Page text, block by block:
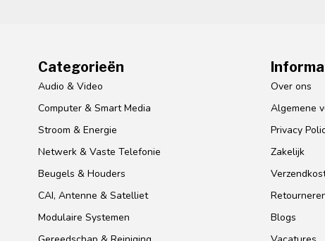
Categorieën
Audio & Video
Computer & Smart Media
Stroom & Energie
Netwerk & Vaste Telefonie
Beugels & Houders
CAI, Antenne & Satelliet
Modulaire Systemen
Over ons
Algemene
Privacy
Zakelijk
Blogs